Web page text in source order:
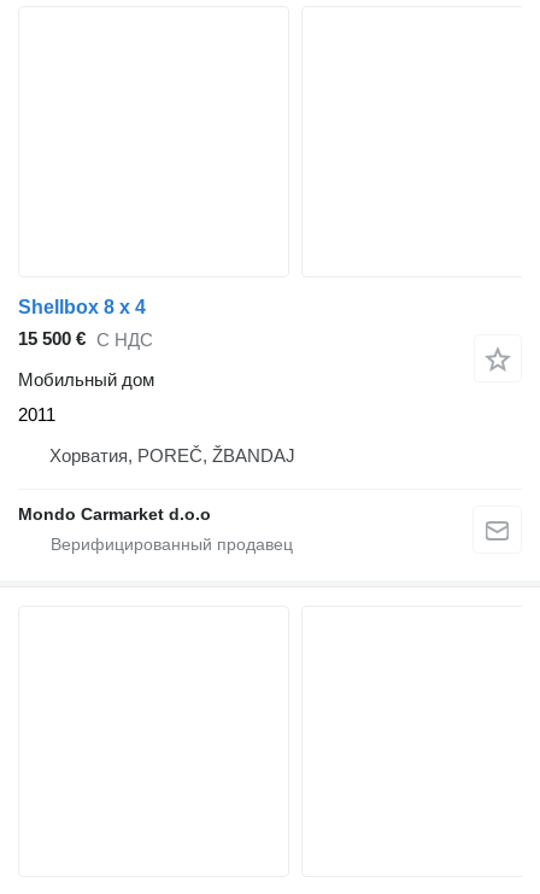
Shellbox 8 x 4
15 500 € С НДС
Мобильный дом
2011
Хорватия, POREČ, ŽBANDAJ
Mondo Carmarket d.o.o